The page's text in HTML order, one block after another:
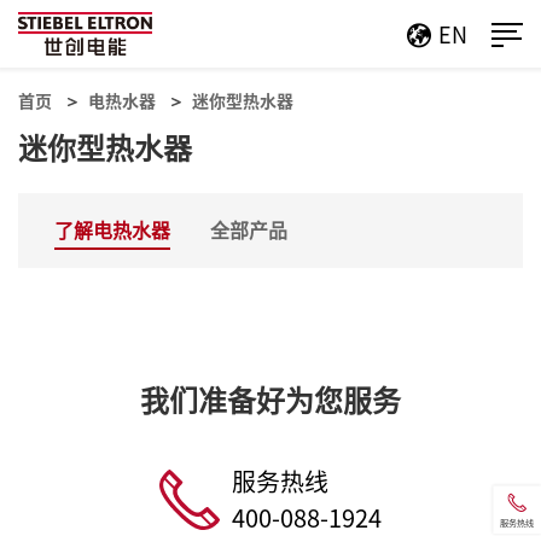
EN
首页 电热水器 迷你型热水器
迷你型热水器
了解电热水器 全部产品
我们准备好为您服务
服务热线
400-088-1924
服务热线